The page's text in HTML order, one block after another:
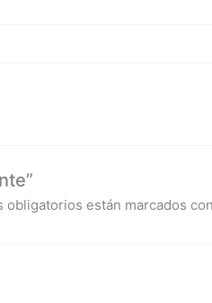
obligatorios están marcados con